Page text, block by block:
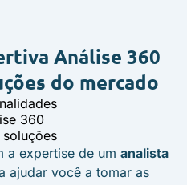
Análise 360
do mercado
360
soluções
a expertise de um analista
ajudar você a tomar as